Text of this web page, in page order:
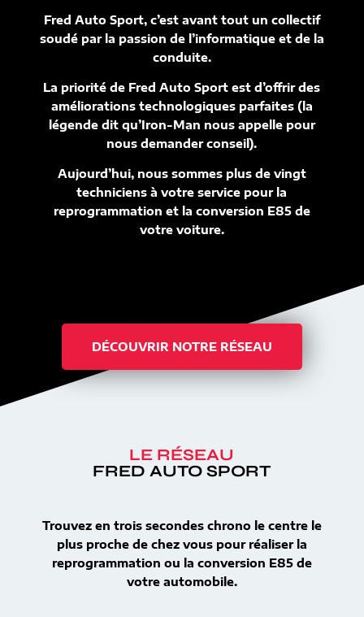
Fred Auto Sport, c’est avant tout un collectif
soudé par la passion de l’informatique et de la
conduite.
La priorité de Fred Auto Sport est d’offrir des
améliorations technologiques parfaites (la
légende dit qu’Iron-Man nous appelle pour
nous demander conseil).
Aujourd’hui, nous sommes plus de vingt
techniciens à votre service pour la
reprogrammation et la conversion E85 de
votre voiture.
DÉCOUVRIR NOTRE RÉSEAU
LE RÉSEAU
FRED AUTO SPORT
Trouvez en trois secondes chrono le centre le
plus proche de chez vous pour réaliser la
reprogrammation ou la conversion E85 de
votre automobile.